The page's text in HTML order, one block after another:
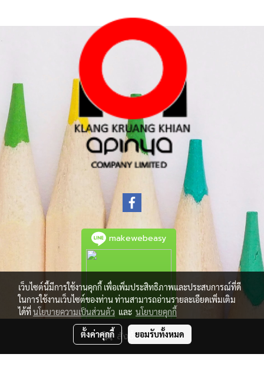
สั่งซื้อสินค้า
makewebeasy
เว็บไซต์นี้มีการใช้งานคุกกี้ เพื่อเพิ่มประสิทธิภาพและประสบการณ์ที่ดี
ในการใช้งานเว็บไซต์ของท่าน ท่านสามารถอ่านรายละเอียดเพิ่มเติม
ได้ที่นโยบายความเป็นส่วนตัว และ นโยบายคุกกี้
ตั้งค่าคุกกี้ ยอมรับทั้งหมด